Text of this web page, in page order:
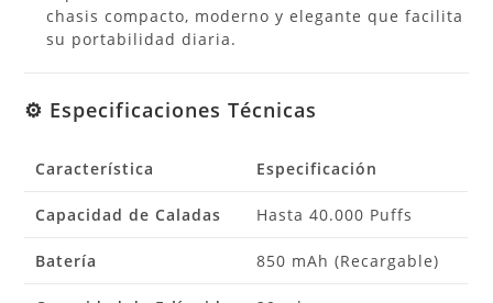
chasis compacto, moderno y elegante que facilita
su portabilidad diaria.
⚙️ Especificaciones Técnicas
Característica Especificación
Capacidad de Caladas Hasta 40.000 Puffs
Batería 850 mAh (Recargable)